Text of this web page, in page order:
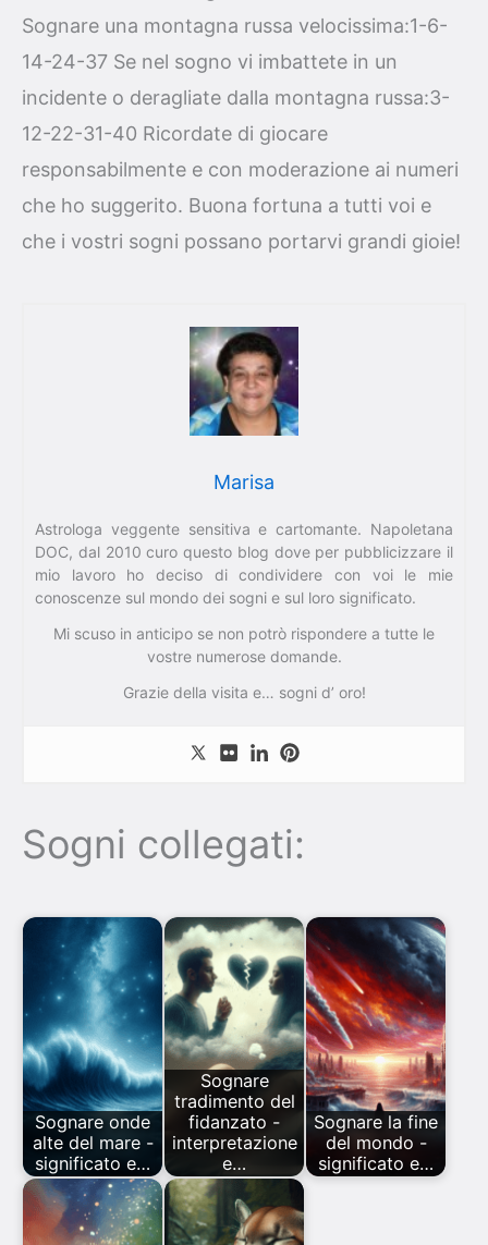
Sognare una montagna russa velocissima:1-6-
14-24-37 Se nel sogno vi imbattete in un
incidente o deragliate dalla montagna russa:3-
12-22-31-40 Ricordate di giocare
responsabilmente e con moderazione ai numeri
che ho suggerito. Buona fortuna a tutti voi e
che i vostri sogni possano portarvi grandi gioie!
Marisa
Astrologa veggente sensitiva e cartomante. Napoletana
DOC, dal 2010 curo questo blog dove per pubblicizzare il
mio lavoro ho deciso di condividere con voi le mie
conoscenze sul mondo dei sogni e sul loro significato.
Mi scuso in anticipo se non potrò rispondere a tutte le
vostre numerose domande.
Grazie della visita e… sogni d’ oro!
Sogni collegati:
Sognare onde
alte del mare -
significato e…
Sognare
tradimento del
fidanzato -
interpretazione
e…
Sognare la fine
del mondo -
significato e…